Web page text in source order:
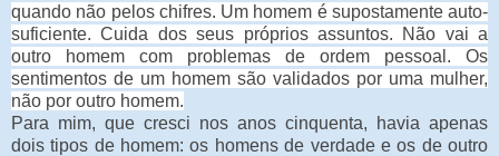
quando não pelos chifres. Um homem é supostamente auto-
suficiente. Cuida dos seus próprios assuntos. Não vai a
outro homem com problemas de ordem pessoal. Os
sentimentos de um homem são validados por uma mulher,
não por outro homem.
Para mim, que cresci nos anos cinquenta, havia apenas
dois tipos de homem: os homens de verdade e os de outro